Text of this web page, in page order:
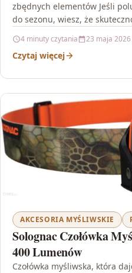
zbędnych elementów Jeśli
do sezonu, wiesz, że
4 minuty czytania 23 maja 2026
Czytaj więcej
AKCESORIA MYŚLIWSKIE
Solognac Czołówka
400 Lumenów
Czołówka myśliwska, która